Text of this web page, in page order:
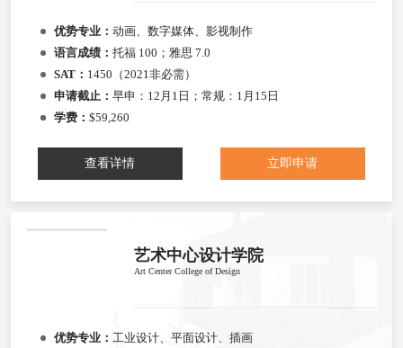
优势专业： 动画、数字媒体、影视制作
语言成绩： 托福 100；雅思 7.0
SAT： 1450（2021非必需）
申请截止： 早申：12月1日；常规：1月15日
学费： $59,260
查看详情 立即申请
艺术中心设计学院
Art Center College of Design
优势专业： 工业设计、平面设计、插画